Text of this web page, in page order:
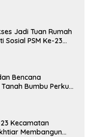
Jadi Tuan Rumah
Sosial PSM Ke-23
Bencana
Bumbu Perkuat
Kecamatan
Membangun